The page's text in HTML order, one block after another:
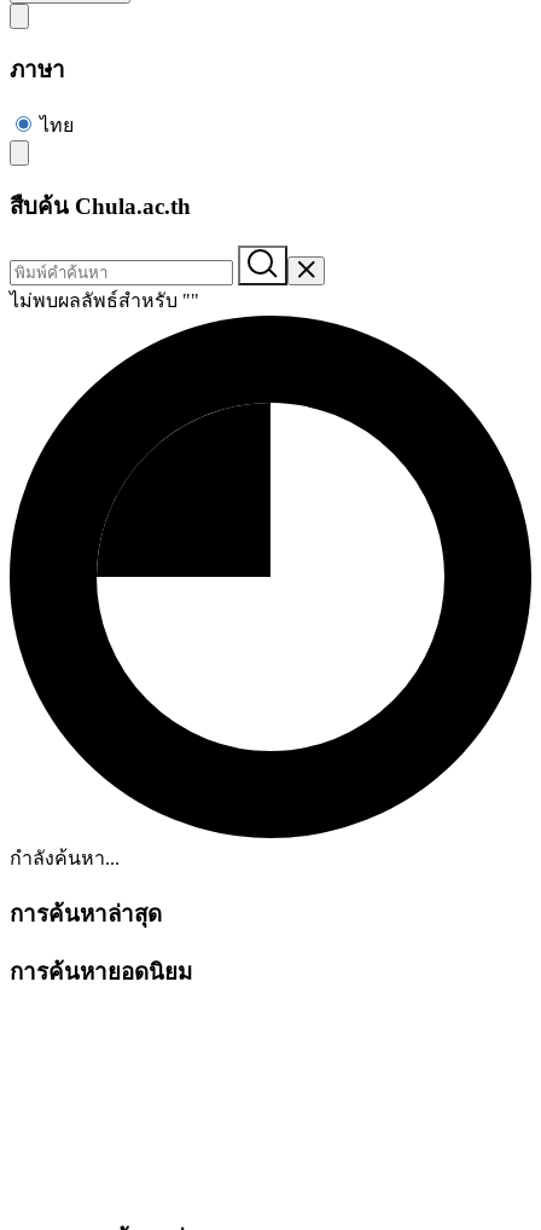
ภาษา
ไทย
สืบค้น Chula.ac.th
ไม่พบผลลัพธ์สำหรับ ""
กำลังค้นหา...
การค้นหาล่าสุด
การค้นหายอดนิยม